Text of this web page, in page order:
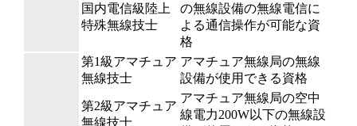
国内電信級陸上
特殊無線技士
の無線設備の無線電信に
よる通信操作が可能な資
格
第1級アマチュア
無線技士
アマチュア無線局の無線
設備が使用できる資格
第2級アマチュア
無線技士
アマチュア無線局の空中
線電力200W以下の無線設